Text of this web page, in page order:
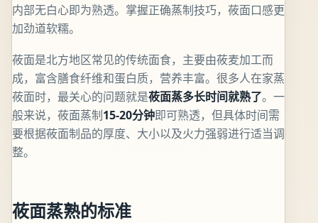
内部无白心即为熟透。掌握正确蒸制技巧，莜面口感更
加劲道软糯。
莜面是北方地区常见的传统面食，主要由莜麦加工而
成，富含膳食纤维和蛋白质，营养丰富。很多人在家蒸
莜面时，最关心的问题就是莜面蒸多长时间就熟了。一
般来说，莜面蒸制15-20分钟即可熟透，但具体时间需
要根据莜面制品的厚度、大小以及火力强弱进行适当调
整。
莜面蒸熟的标准